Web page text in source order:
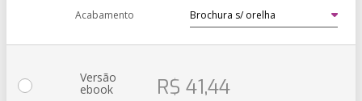
Acabamento
Versão
ebook R$ 41,44